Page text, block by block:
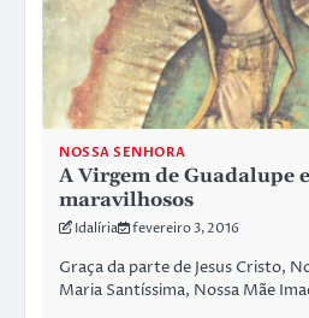
NOSSA SENHORA
A Virgem de Guadalupe
maravilhosos
Idalíria fevereiro 3, 2016
Graça da parte de Jesus Cristo,
Maria Santíssima, Nossa Mãe